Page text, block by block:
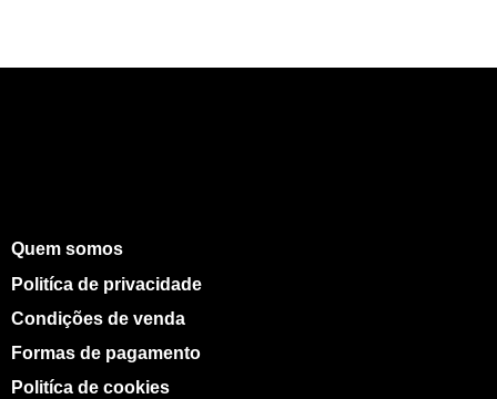
Quem somos
Politíca de privacidade
Condições de venda
Formas de pagamento
Politíca de cookies